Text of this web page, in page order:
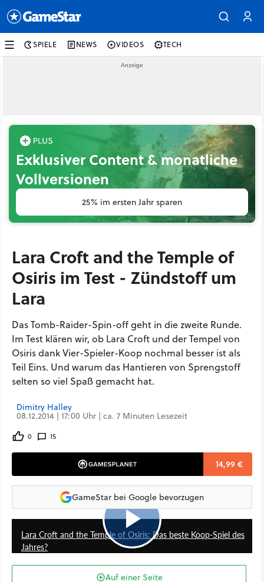
SPIELE NEWS VIDEOS TECH
Exklusiver Content & monatliche
Vollversionen
25% im ersten Jahr sparen
Lara Croft and the Temple of
Osiris im Test - Zündstoff um
Lara
Das Tomb-Raider-Spin-off geht in die zweite Runde.
Im Test klären wir, ob Lara Croft und der Tempel von
Osiris dank Vier-Spieler-Koop nochmal besser ist als
Teil Eins. Und warum das Hantieren von Sprengstoff
selten so viel Spaß gemacht hat.
Dimitry Halley
08.12.2014 | 17:00 Uhr | ca. 7 Minuten Lesezeit
0 15
14,99 €
GameStar bei Google bevorzugen
3:32
Lara Croft and the Temple of Osiris: Das beste Koop-Spiel des
Jahres?
Auf einer Seite